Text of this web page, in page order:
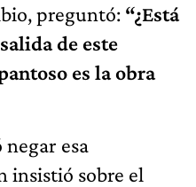
preguntó: “¿Está
de este
es la obra
esa
insistió sobre el